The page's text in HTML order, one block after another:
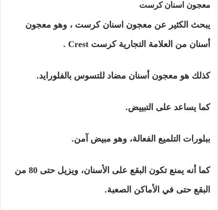
معجون اسنان كرست
يبحث الكثير عن معجون اسنان كرست ، وهو معجون
أسنان من العلامة التجارية كرست Crest .
كذلك هو معجون أسنان مضاد للتسوس بالفلورايد.
كما يساعد على التبييض.
ببلورات التلميع الفعالة، وهو مبيض آمن.
كما أنه يمنع تكون البقع على الأسنان، ويزيل حتى 80 من
البقع حتى في الأماكن الصعبة.